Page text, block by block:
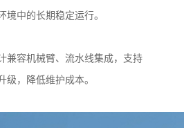
境中的长期稳定运行。
兼容机械臂、流水线集成，支持
级，降低维护成本。